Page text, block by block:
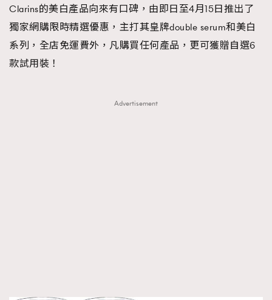
Clarins的美白產品向來有口碑，由即日至4月15日推出了
獨家網購限時精選優惠，主打其皇牌double serum和美白
系列，全店免運費外，凡購買任何產品，更可獲贈自選6
款試用裝！
Advertisement